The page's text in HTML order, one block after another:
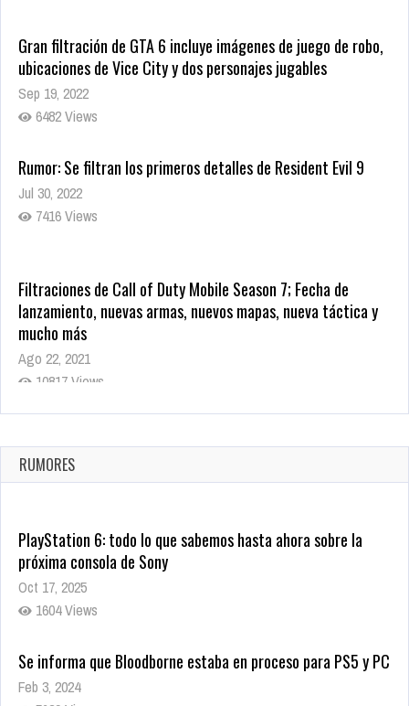
Gran filtración de GTA 6 incluye imágenes de juego de robo,
ubicaciones de Vice City y dos personajes jugables
Sep 19, 2022
6482 Views
Rumor: Se filtran los primeros detalles de Resident Evil 9
Jul 30, 2022
7416 Views
Filtraciones de Call of Duty Mobile Season 7; Fecha de
lanzamiento, nuevas armas, nuevos mapas, nueva táctica y
mucho más
Ago 22, 2021
10817 Views
La configuración de Call of Duty 2021 aparentemente ya fue
Ago 8, 2021
10003 Views
RUMORES
PlayStation 6: todo lo que sabemos hasta ahora sobre la
próxima consola de Sony
Oct 17, 2025
1604 Views
Se informa que Bloodborne estaba en proceso para PS5 y PC
Feb 3, 2024